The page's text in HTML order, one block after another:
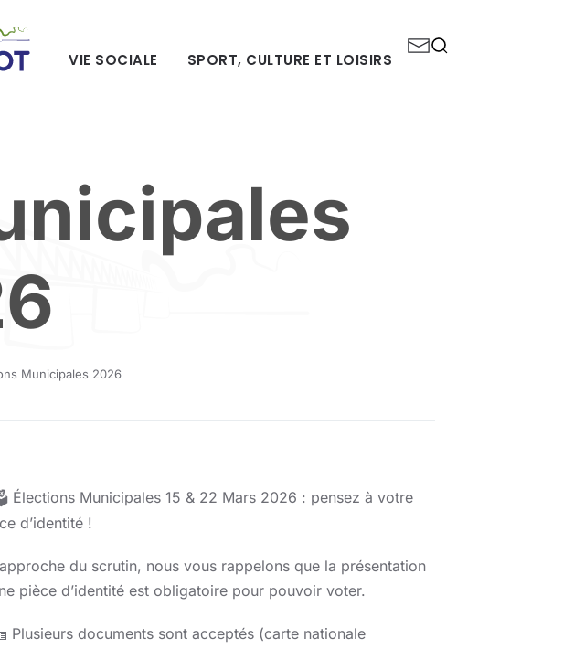
VIE SOCIALE SPORT, CULTURE ET LOISIRS
Municipales 2026
Élections Municipales 15 & 22 Mars 2026 : pensez à votre
d’identité !
du scrutin, nous vous rappelons que la présentation
pièce d’identité est obligatoire pour pouvoir voter.
Plusieurs documents sont acceptés (carte nationale